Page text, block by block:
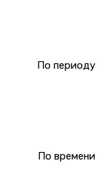
По периоду
По времени